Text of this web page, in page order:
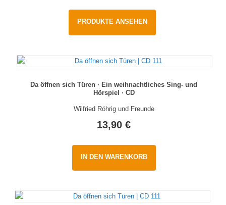
PRODUKTE ANSEHEN
Da öffnen sich Türen · Ein weihnachtliches Sing- und
Hörspiel · CD
Wilfried Röhrig und Freunde
13,90€
IN DEN WARENKORB